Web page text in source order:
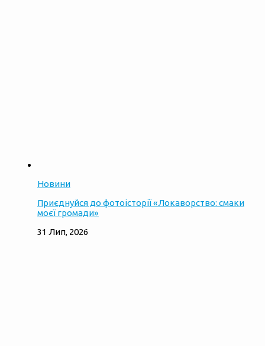
Новини
Приєднуйся до фотоісторії «Локаворство: смаки
моєї громади»
31 Лип, 2026